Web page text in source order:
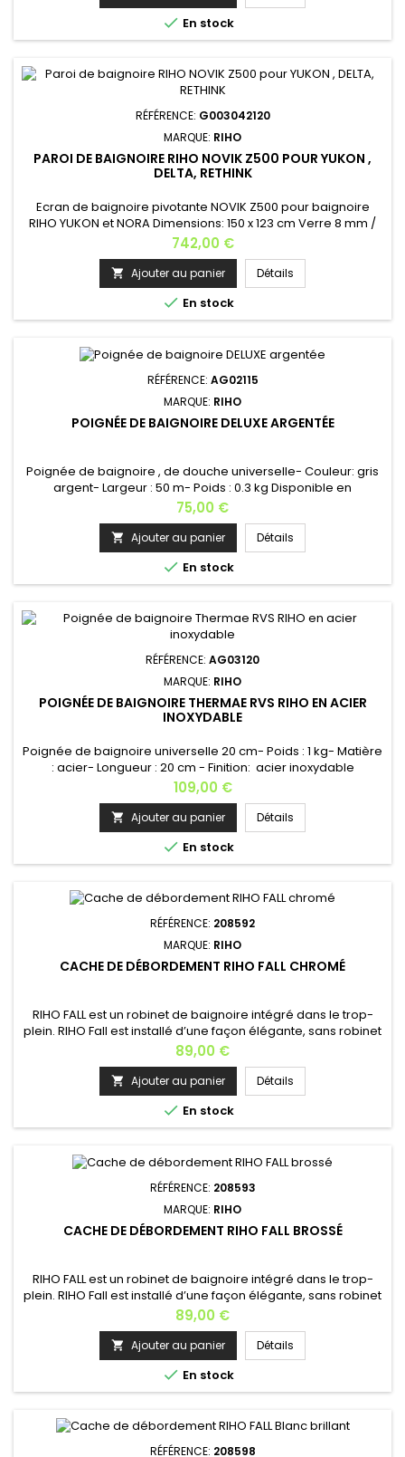
 En stock
RÉFÉRENCE: G003042120
MARQUE: RIHO
PAROI DE BAIGNOIRE RIHO NOVIK Z500 POUR YUKON ,
DELTA, RETHINK
Ecran de baignoire pivotante NOVIK Z500 pour baignoire
RIHO YUKON et NORA Dimensions: 150 x 123 cm Verre 8 mm /
Verre de sécurité / anticalcaire / Verre RIHO SHIELD Profilé
chromé Exécution gauche et droite possible Notre gamme
est parfaite pour répondre à toutes les situations; écran de
douche avec joint sur les deux surfaces d'étanchéité
assurant une...
Prix
742,00 €
 Ajouter au panier Détails
 En stock
RÉFÉRENCE: AG02115
MARQUE: RIHO
POIGNÉE DE BAIGNOIRE DELUXE ARGENTÉE
Poignée de baignoire , de douche universelle- Couleur: gris
argent- Largeur : 50 m- Poids : 0.3 kg Disponible en
noir [VOIR] et en acier thermae RVS [VOIR] Fabrication
Européenne
Prix
75,00 €
 Ajouter au panier Détails
 En stock
RÉFÉRENCE: AG03120
MARQUE: RIHO
POIGNÉE DE BAIGNOIRE THERMAE RVS RIHO EN ACIER
INOXYDABLE
Poignée de baignoire universelle 20 cm- Poids : 1 kg- Matière
: acier- Longueur : 20 cm - Finition: acier inoxydable
Disponible en gris: [VOIR] et noir [VOIR] Fabrication
Européenne
Prix
109,00 €
 Ajouter au panier Détails
 En stock
RÉFÉRENCE: 208592
MARQUE: RIHO
CACHE DE DÉBORDEMENT RIHO FALL CHROMÉ
RIHO FALL est un robinet de baignoire intégré dans le trop-
plein. RIHO Fall est installé d’une façon élégante, sans robinet
visible, cela crée un look moderne à la salle de bains. RIHO
FALL est idéal pour les baignoires (semi)-îlots. Il est livré en
standard en chrome. Fonctionnement: L’excès d’eau
s’évacue par le trop-plein de la baignoire, un clapet...
Prix
89,00 €
 Ajouter au panier Détails
 En stock
RÉFÉRENCE: 208593
MARQUE: RIHO
CACHE DE DÉBORDEMENT RIHO FALL BROSSÉ
RIHO FALL est un robinet de baignoire intégré dans le trop-
plein. RIHO Fall est installé d’une façon élégante, sans robinet
visible, cela crée un look moderne à la salle de bains. RIHO
FALL est idéal pour les baignoires (semi)-îlots. Il est livré en
standard en chrome. Fonctionnement: L’excès d’eau
s’évacue par le trop-plein de la baignoire, un clapet...
Prix
89,00 €
 Ajouter au panier Détails
 En stock
RÉFÉRENCE: 208598